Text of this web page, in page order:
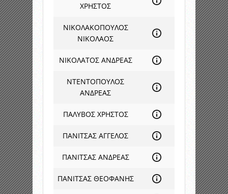
ΧΡΗΣΤΟΣ
ΝΙΚΟΛΑΚΟΠΟΥΛΟΣ
ΝΙΚΟΛΑΟΣ
ΝΙΚΟΛΑΤΟΣ ΑΝΔΡΕΑΣ
ΝΤΕΝΤΟΠΟΥΛΟΣ
ΑΝΔΡΕΑΣ
ΠΑΛΥΒΟΣ ΧΡΗΣΤΟΣ
ΠΑΝΙΤΣΑΣ ΑΓΓΕΛΟΣ
ΠΑΝΙΤΣΑΣ ΑΝΔΡΕΑΣ
ΠΑΝΙΤΣΑΣ ΘΕΟΦΑΝΗΣ